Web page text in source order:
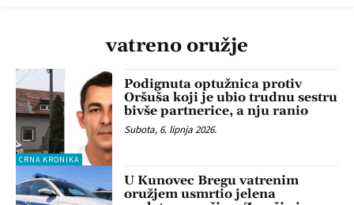
vatreno oružje
CRNA KRONIKA
Podignuta optužnica protiv
Oršuša koji je ubio trudnu sestru
bivše partnerice, a nju ranio
Subota, 6. lipnja 2026.
U Kunovec Bregu vatrenim
oružjem usmrtio jelena